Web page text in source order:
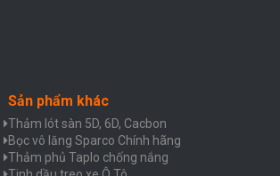
Sản phẩm khác
Thảm lót sàn 5D, 6D, Cacbon
Bọc vô lăng Sparco Chính hãng
Thảm phủ Taplo chống nắng